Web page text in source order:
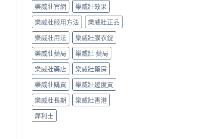
樂威壯官網
樂威壯效果
樂威壯服用方法
樂威壯正品
樂威壯用法
樂威壯膜衣錠
樂威壯藥局
樂威壯 藥局
樂威壯藥店
樂威壯藥房
樂威壯購買
樂威壯邊度買
樂威壯長期
樂威壯香港
犀利士